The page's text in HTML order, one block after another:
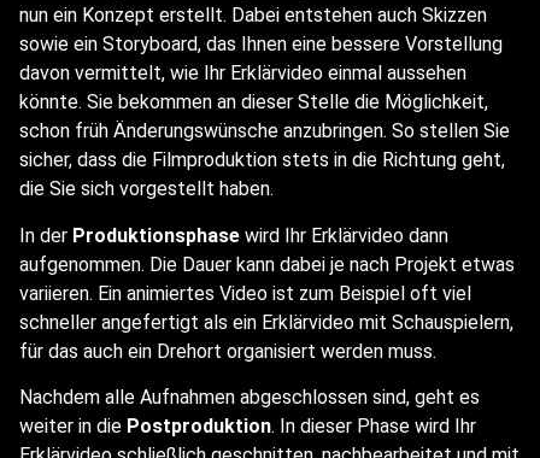
nun ein Konzept erstellt. Dabei entstehen auch Skizzen
sowie ein Storyboard, das Ihnen eine bessere Vorstellung
davon vermittelt, wie Ihr Erklärvideo einmal aussehen
könnte. Sie bekommen an dieser Stelle die Möglichkeit,
schon früh Änderungswünsche anzubringen. So stellen Sie
sicher, dass die Filmproduktion stets in die Richtung geht,
die Sie sich vorgestellt haben.
In der Produktionsphase wird Ihr Erklärvideo dann
aufgenommen. Die Dauer kann dabei je nach Projekt etwas
variieren. Ein animiertes Video ist zum Beispiel oft viel
schneller angefertigt als ein Erklärvideo mit Schauspielern,
für das auch ein Drehort organisiert werden muss.
Nachdem alle Aufnahmen abgeschlossen sind, geht es
weiter in die Postproduktion. In dieser Phase wird Ihr